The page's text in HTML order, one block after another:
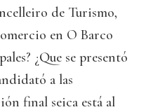
de Turismo,
en O Barco
¿Que se presentó
a las
final seica está al